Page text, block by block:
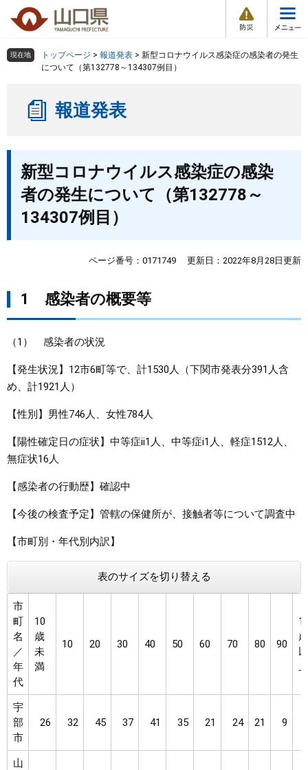
の
ー
情
報
メ
ュ
組織で探す
くらし・環境
健康・福祉
教育・文化・スポーツ
しごと・産業・観光
まちづくり
県政情報
検索の仕方 組織で探す
現在地 トップページ > 報道発表 > 新型コロナウイルス感染症の感染者の発生
について（第132778～134307例目）
報道発表
新型コロナウイルス感染症の感染
者の発生について（第132778～
134307例目）
ページ番号：0171749 更新日：2022年8月28日更新
1 感染者の概要等
（1） 感染者の状況
【発生状況】12市6町等で、計1530人（下関市発表分391人含
め、計1921人）
【性別】男性746人、女性784人
【陽性確定日の症状】中等症ii1人、中等症i1人、軽症1512人、
無症状16人
【感染者の行動歴】確認中
【今後の検査予定】管轄の保健所が、接触者等について調査中
【市町別・年代別内訳】 ​​​
表のサイズを切り替える
市
町
名
／
年
代
10
歳
未
満
10 20 30 40 50 60 70 80 90
歳
以
上
宇
部
市
26 32 45 37 41 35 21 24 21 9
山